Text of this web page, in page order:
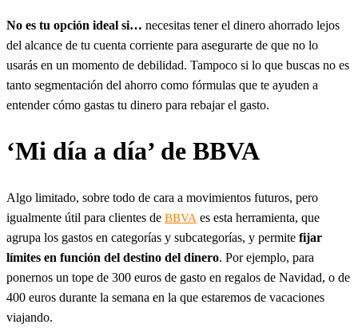
No es tu opción ideal si… necesitas tener el dinero ahorrado lejos
del alcance de tu cuenta corriente para asegurarte de que no lo
usarás en un momento de debilidad. Tampoco si lo que buscas no es
tanto segmentación del ahorro como fórmulas que te ayuden a
entender cómo gastas tu dinero para rebajar el gasto.
‘Mi día a día’ de BBVA
Algo limitado, sobre todo de cara a movimientos futuros, pero
igualmente útil para clientes de BBVA es esta herramienta, que
agrupa los gastos en categorías y subcategorías, y permite fijar
límites en función del destino del dinero. Por ejemplo, para
ponernos un tope de 300 euros de gasto en regalos de Navidad, o de
400 euros durante la semana en la que estaremos de vacaciones
viajando.